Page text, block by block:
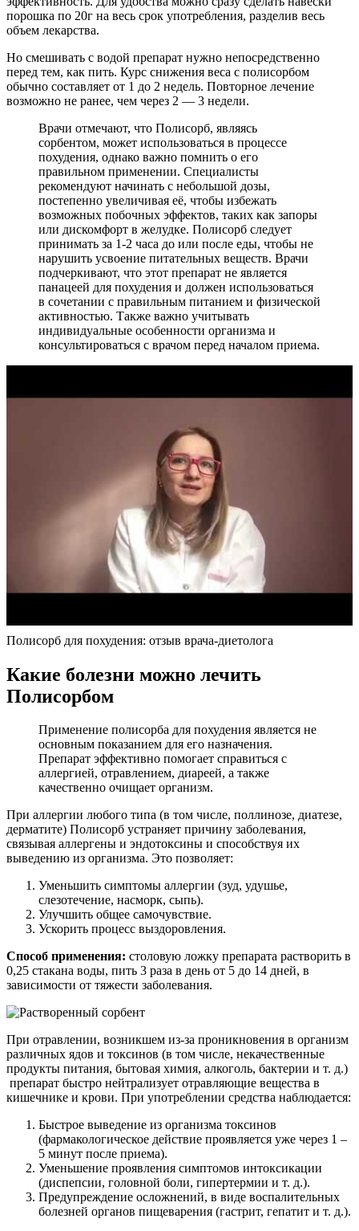
порошка по 20г на весь срок употребления, разделив весь
объем лекарства.
Но смешивать с водой препарат нужно непосредственно
перед тем, как пить. Курс снижения веса с полисорбом
обычно составляет от 1 до 2 недель. Повторное лечение
возможно не ранее, чем через 2 — 3 недели.
Врачи отмечают, что Полисорб, являясь
сорбентом, может использоваться в процессе
похудения, однако важно помнить о его
правильном применении. Специалисты
рекомендуют начинать с небольшой дозы,
постепенно увеличивая её, чтобы избежать
возможных побочных эффектов, таких как запоры
или дискомфорт в желудке. Полисорб следует
принимать за 1-2 часа до или после еды, чтобы не
нарушить усвоение питательных веществ. Врачи
подчеркивают, что этот препарат не является
панацеей для похудения и должен использоваться
в сочетании с правильным питанием и физической
активностью. Также важно учитывать
индивидуальные особенности организма и
консультироваться с врачом перед началом приема.
Полисорб для похудения: отзыв врача-диетолога
Какие болезни можно лечить
Полисорбом
Применение полисорба для похудения является не
основным показанием для его назначения.
Препарат эффективно помогает справиться с
аллергией, отравлением, диареей, а также
качественно очищает организм.
При аллергии любого типа (в том числе, поллинозе, диатезе,
дерматите) Полисорб устраняет причину заболевания,
связывая аллергены и эндотоксины и способствуя их
выведению из организма. Это позволяет:
Уменьшить симптомы аллергии (зуд, удушье,
слезотечение, насморк, сыпь).
Улучшить общее самочувствие.
Ускорить процесс выздоровления.
Способ применения: столовую ложку препарата растворить в
0,25 стакана воды, пить 3 раза в день от 5 до 14 дней, в
зависимости от тяжести заболевания.
При отравлении, возникшем из-за проникновения в организм
различных ядов и токсинов (в том числе, некачественные
продукты питания, бытовая химия, алкоголь, бактерии и т. д.)
препарат быстро нейтрализует отравляющие вещества в
кишечнике и крови. При употреблении средства наблюдается:
Быстрое выведение из организма токсинов
(фармакологическое действие проявляется уже через 1 –
5 минут после приема).
Уменьшение проявления симптомов интоксикации
(диспепсии, головной боли, гипертермии и т. д.).
Предупреждение осложнений, в виде воспалительных
болезней органов пищеварения (гастрит, гепатит и т. д.).